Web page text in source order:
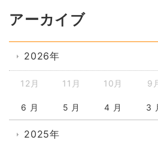
アーカイブ
2026年
12月 11月 10月 9
6 月 5 月 4 月 3
2025年